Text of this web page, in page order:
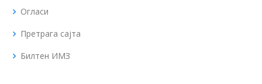
Огласи
Претрага сајта
Билтен ИМЗ